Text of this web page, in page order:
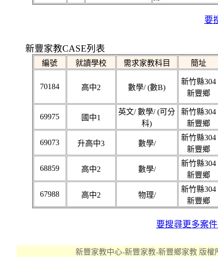
要
新豐家教CASE列表
編號 就讀學校 需求家教科目 簡址
70184 高中2 數學/ (數B)
新竹縣304
新豐鄉
69975 國中1
英文/ 數學/ (可分
科)
新竹縣304
新豐鄉
69073 升高中3 數學/
新竹縣304
新豐鄉
68859 高中2 數學/
新竹縣304
新豐鄉
67988 高中2 物理/
新竹縣304
新豐鄉
要搜尋更多案
新豐家教中心-新豐家教-新豐鄉家教 版權